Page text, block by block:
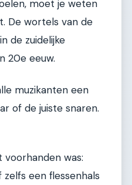
moet je weten
De wortels van de
de zuidelijke
20e eeuw.
muzikanten een
of de juiste snaren.
was:
een flessenhals